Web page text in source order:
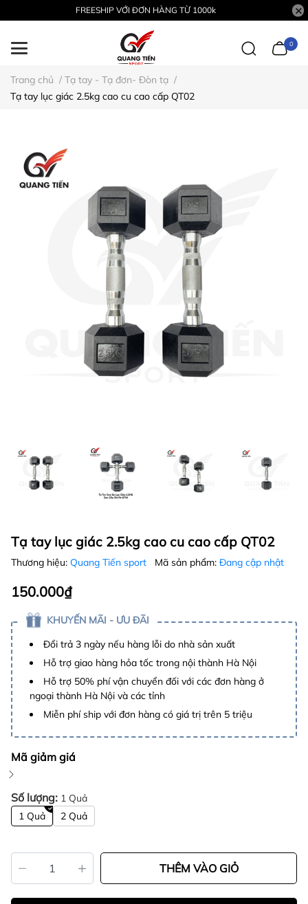
FREESHIP VỚI ĐƠN HÀNG TỪ 1000k
0
Trang chủ / Tạ tay - Tạ đơn- Đòn tạ /
Tạ tay lục giác 2.5kg cao cu cao cấp QT02
Tạ tay lục giác 2.5kg cao cu cao cấp QT02
Thương hiệu: Quang Tiến sport Mã sản phẩm: Đang cập nhật
150.000₫
KHUYẾN MÃI - ƯU ĐÃI
Đổi trả 3 ngày nếu hàng lỗi do nhà sản xuất
Hỗ trợ giao hàng hỏa tốc trong nội thành Hà Nội
Hỗ trợ 50% phí vận chuyển đối với các đơn hàng ở
ngoại thành Hà Nội và các tỉnh
Miễn phí ship với đơn hàng có giá trị trên 5 triệu
Mã giảm giá
Số lượng: 1 Quả
1 Quả
2 Quả
THÊM VÀO GIỎ